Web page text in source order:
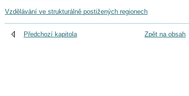
Vzdělávání ve strukturálně postižených regionech
Předchozí kapitola Zpět na obsah